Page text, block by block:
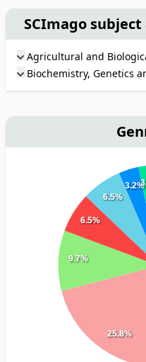
SCImago
Agricultural and
Biochemistry, Genetics
25.8%
9.7%
6.5%
6.5%
3.2%